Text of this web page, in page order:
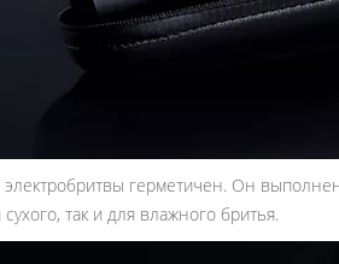
электробритвы герметичен. Он
сухого, так и для влажного бритья.